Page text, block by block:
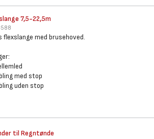
7,5-22,5m
med brusehoved.
med stop
uden stop
til Regntønde